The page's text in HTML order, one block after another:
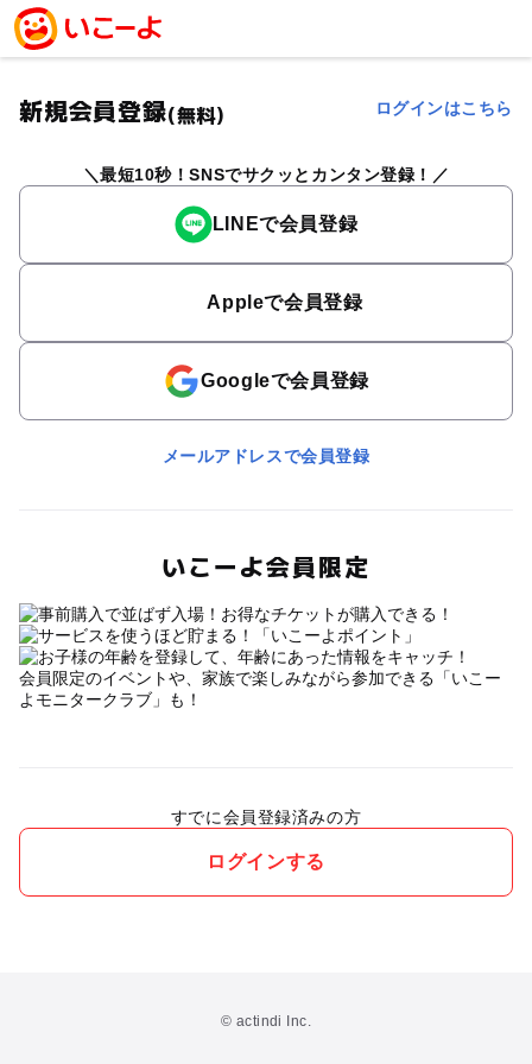
新規会員登録(無料) ログインはこちら
最短10秒！SNSでサクッとカンタン登録！
LINEで会員登録
Appleで会員登録
Googleで会員登録
メールアドレスで会員登録
いこーよ会員限定
会員限定のイベントや、家族で楽しみながら参加できる「いこー
よモニタークラブ」も！
すでに会員登録済みの方
ログインする
© actindi Inc.